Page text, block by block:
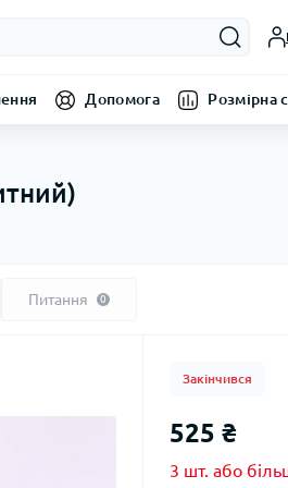
Допомога Розмірна
Питання 0
Закінчився
525 ₴
3 шт. або